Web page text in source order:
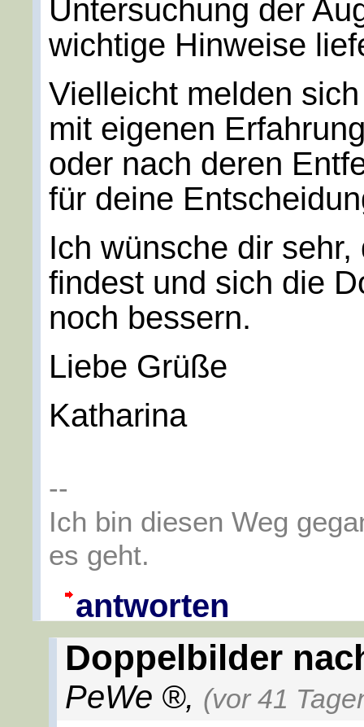
Untersuchung der
wichtige Hinweise
Vielleicht melden
mit eigenen
oder nach deren
für deine
Ich wünsche dir
findest und sich die
noch bessern.
Liebe Grüße
Katharina
--
Ich bin diesen Weg
es geht.
antworten
Doppelbilder
PeWe , (vor 41